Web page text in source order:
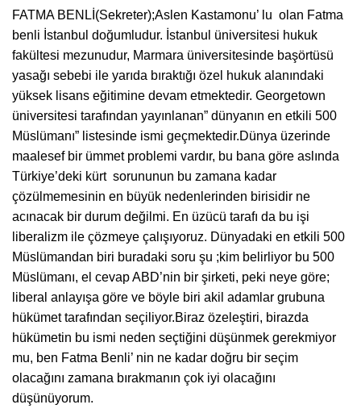
FATMA BENLİ(Sekreter);Aslen Kastamonu’ lu olan Fatma
benli İstanbul doğumludur. İstanbul üniversitesi hukuk
fakültesi mezunudur, Marmara üniversitesinde başörtüsü
yasağı sebebi ile yarıda bıraktığı özel hukuk alanındaki
yüksek lisans eğitimine devam etmektedir. Georgetown
üniversitesi tarafından yayınlanan” dünyanın en etkili 500
Müslümanı” listesinde ismi geçmektedir.Dünya üzerinde
maalesef bir ümmet problemi vardır, bu bana göre aslında
Türkiye’deki kürt sorununun bu zamana kadar
çözülmemesinin en büyük nedenlerinden birisidir ne
acınacak bir durum değilmi. En üzücü tarafı da bu işi
liberalizm ile çözmeye çalışıyoruz. Dünyadaki en etkili 500
Müslümandan biri buradaki soru şu ;kim belirliyor bu 500
Müslümanı, el cevap ABD’nin bir şirketi, peki neye göre;
liberal anlayışa göre ve böyle biri akil adamlar grubuna
hükümet tarafından seçiliyor.Biraz özeleştiri, birazda
hükümetin bu ismi neden seçtiğini düşünmek gerekmiyor
mu, ben Fatma Benli’ nin ne kadar doğru bir seçim
olacağını zamana bırakmanın çok iyi olacağını
düşünüyorum.